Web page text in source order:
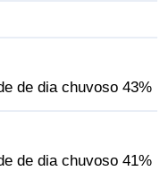
de dia chuvoso 43%
de dia chuvoso 41%